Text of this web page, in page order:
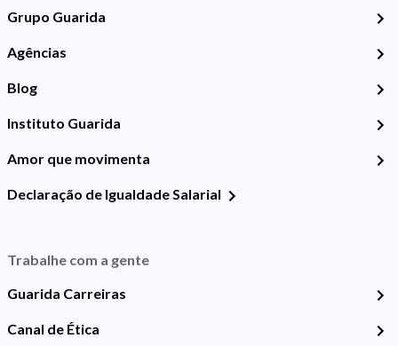
Grupo Guarida
Agências
Blog
Instituto Guarida
Amor que movimenta
Declaração de Igualdade Salarial
Trabalhe com a gente
Guarida Carreiras
Canal de Ética